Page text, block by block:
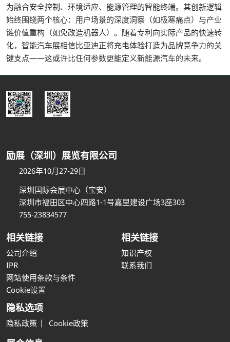
为融合安全控制、环境适应、能源管理的智能终端。其创新逻辑
始终围绕两个核心：用户场景的深度洞察（如极寒痛点）与产业
链价值重构（如免改造机器人）。随着专利向实际产品的快速转
化， 智能汽车展相信比亚迪正将充电体验打造为品牌竞争力的关
键支点——这或许比任何参数更能定义新能源汽车的未来。
励展（深圳）展览有限公司
2026年10月27-29日
深圳国际会展中心（宝安）
深圳市福田区中心四路1-1号嘉里建设广场3座303
755-23834577
相关链接
公司介绍
IPR
网站使用条款与条件
Cookie设置
相关链接
知识产权
联系我们
隐私选项
隐私政策 Cookie政策